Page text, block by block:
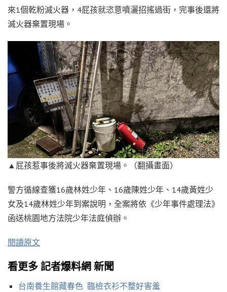
來1個乾粉滅火器，4屁孩就恣意噴灑招搖過街，完事後還將
滅火器棄置現場。
▲屁孩惹事後將滅火器棄置現場。（翻攝畫面）
警方循線查獲16歲林姓少年、16歲陳姓少年、14歲黃姓少
女及14歲林姓少年到案說明，全案將依《少年事件處理法》
函送桃園地方法院少年法庭偵辦。
閱讀原文
看更多 記者爆料網 新聞
台南養生館藏春色 臨檢衣衫不整好害羞